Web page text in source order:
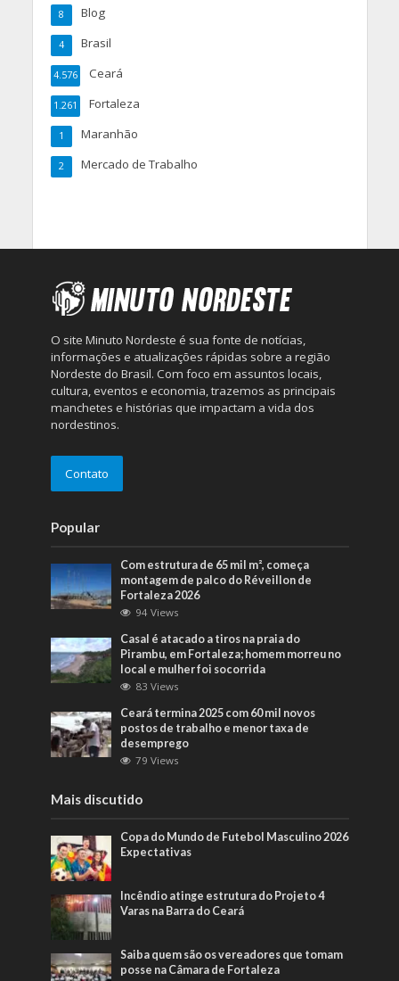
Blog
8
Brasil
4
Ceará
4.576
Fortaleza
1.261
Maranhão
1
Mercado de Trabalho
2
O site Minuto Nordeste é sua fonte de notícias,
informações e atualizações rápidas sobre a região
Nordeste do Brasil. Com foco em assuntos locais,
cultura, eventos e economia, trazemos as principais
manchetes e histórias que impactam a vida dos
nordestinos.
Contato
Popular
Com estrutura de 65 mil m², começa
montagem de palco do Réveillon de
Fortaleza 2026
94 Views
Casal é atacado a tiros na praia do
Pirambu, em Fortaleza; homem morreu no
local e mulher foi socorrida
83 Views
Ceará termina 2025 com 60 mil novos
postos de trabalho e menor taxa de
desemprego
79 Views
Mais discutido
Copa do Mundo de Futebol Masculino 2026
Expectativas
Incêndio atinge estrutura do Projeto 4
Varas na Barra do Ceará
Saiba quem são os vereadores que tomam
posse na Câmara de Fortaleza